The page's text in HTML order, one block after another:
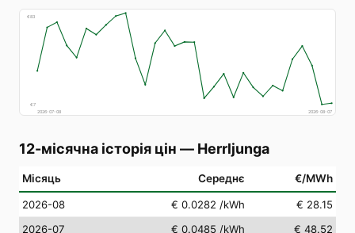
€83
€7
2026-07-08
2026-08-07
12-місячна історія цін — Herrljunga
Місяць Середнє €/MWh
2026-08 € 0.0282 /kWh
€ 28.15
2026-07
€ 0.0485 /kWh
€ 48.52